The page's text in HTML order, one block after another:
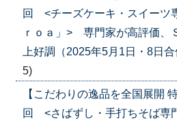
回 <チーズケーキ・スイーツ
ｒｏａ」> 専門家が高評価、
上好調（2025年5月1日・8日
5)
【こだわりの逸品を全国展開
回 <さばずし・手打ちそば専